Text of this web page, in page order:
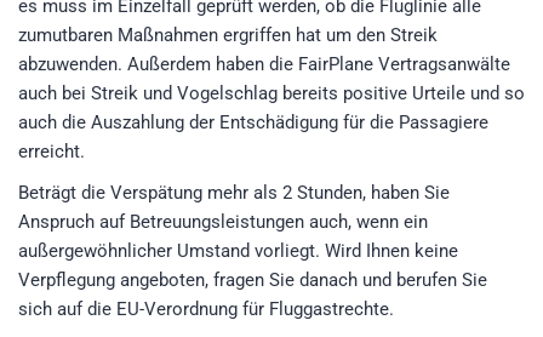
es muss im Einzelfall geprüft werden, ob die Fluglinie alle
zumutbaren Maßnahmen ergriffen hat um den Streik
abzuwenden. Außerdem haben die FairPlane Vertragsanwälte
auch bei Streik und Vogelschlag bereits positive Urteile und so
auch die Auszahlung der Entschädigung für die Passagiere
erreicht.
Beträgt die Verspätung mehr als 2 Stunden, haben Sie
Anspruch auf Betreuungsleistungen auch, wenn ein
außergewöhnlicher Umstand vorliegt. Wird Ihnen keine
Verpflegung angeboten, fragen Sie danach und berufen Sie
sich auf die EU-Verordnung für Fluggastrechte.